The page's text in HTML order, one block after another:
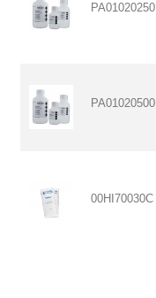
PA01020250
PA01020500
00HI70030C